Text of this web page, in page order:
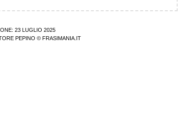
23 LUGLIO 2025
PEPINO © FRASIMANIA.IT